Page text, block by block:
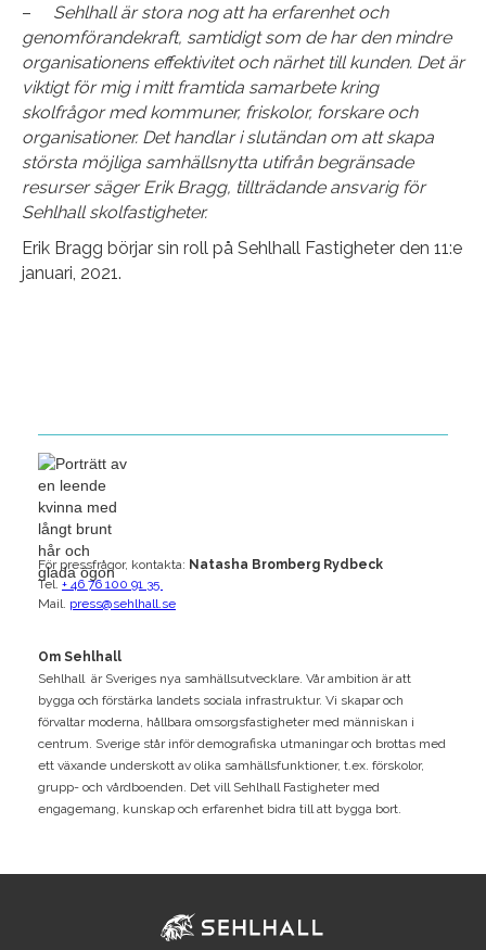
– Sehlhall är stora nog att ha erfarenhet och
genomförandekraft, samtidigt som de har den mindre
organisationens effektivitet och närhet till kunden. Det är
viktigt för mig i mitt framtida samarbete kring
skolfrågor med kommuner, friskolor, forskare och
organisationer. Det handlar i slutändan om att skapa
största möjliga samhällsnytta utifrån begränsade
resurser säger Erik Bragg, tillträdande ansvarig för
Sehlhall skolfastigheter.
Erik Bragg börjar sin roll på Sehlhall Fastigheter den 11:e
januari, 2021.
För pressfrågor, kontakta: Natasha Bromberg Rydbeck
Tel. + 46 76 100 91 35
Mail. press@sehlhall.se
Om Sehlhall
Sehlhall är Sveriges nya samhällsutvecklare. Vår ambition är att
bygga och förstärka landets sociala infrastruktur. Vi skapar och
förvaltar moderna, hållbara omsorgsfastigheter med människan i
centrum. Sverige står inför demografiska utmaningar och brottas med
ett växande underskott av olika samhällsfunktioner, t.ex. förskolor,
grupp- och vårdboenden. Det vill Sehlhall Fastigheter med
engagemang, kunskap och erfarenhet bidra till att bygga bort.